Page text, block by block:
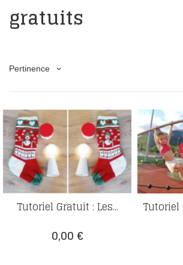
gratuits
Pertinence keyboard_arrow_down
Tutoriel Gratuit : Les...
Prix
0,00 €
Tutoriel